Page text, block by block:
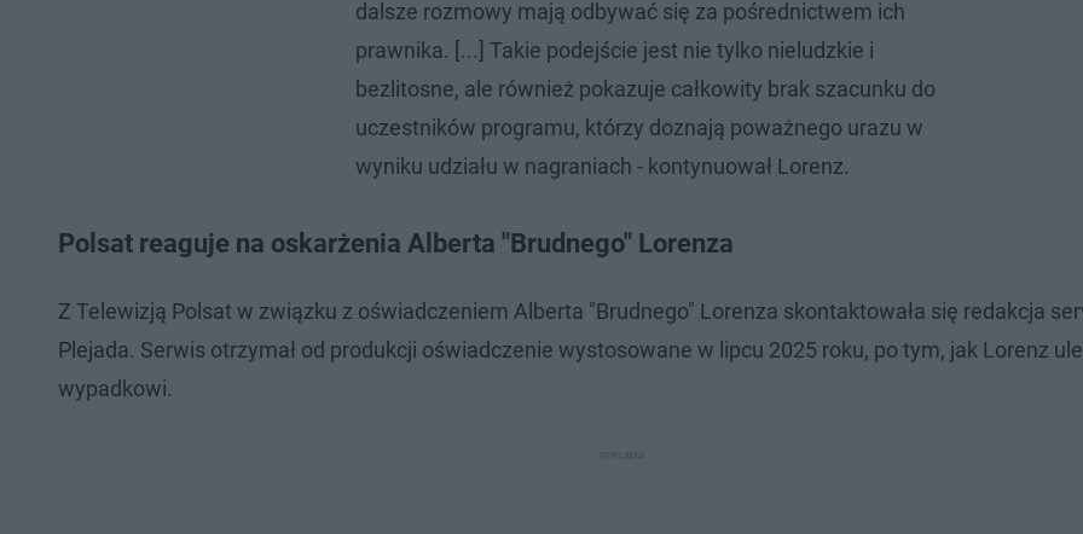
dalsze rozmowy mają odbywać się za pośrednictwem ich
prawnika. [...] Takie podejście jest nie tylko nieludzkie i
bezlitosne, ale również pokazuje całkowity brak szacunku do
uczestników programu, którzy doznają poważnego urazu w
wyniku udziału w nagraniach - kontynuował Lorenz.
Polsat reaguje na oskarżenia Alberta "Brudnego" Lorenza
Z Telewizją Polsat w związku z oświadczeniem Alberta "Brudnego" Lorenza skontaktowała się redakcja
Plejada. Serwis otrzymał od produkcji oświadczenie wystosowane w lipcu 2025 roku, po tym, jak Lorenz
wypadkowi.